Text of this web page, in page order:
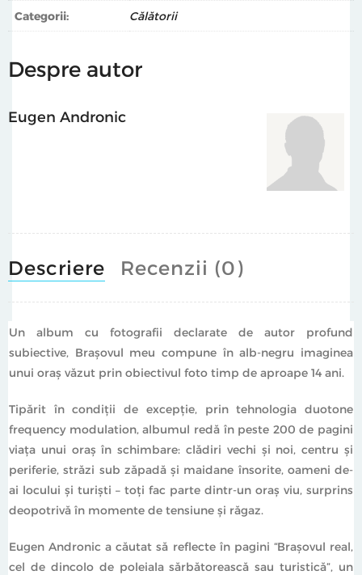
Eugen Andronic este inginer IT şi fotograf din când în
Braşov, iar acesta este primul său volum de fotografii. Îi
puteţi urmări poveştile foto pe site-ul personal,
Categorii: Călătorii
Despre autor
Eugen Andronic
Descriere Recenzii (0)
Un album cu fotografii declarate de autor profund
subiective, Braşovul meu compune în alb-negru imaginea
unui oraş văzut prin obiectivul foto timp de aproape 14 ani.
Tipărit în condiţii de excepţie, prin tehnologia duotone
frequency modulation, albumul redă în peste 200 de pagini
viaţa unui oraş în schimbare: clădiri vechi şi noi, centru şi
periferie, străzi sub zăpadă şi maidane însorite, oameni de-
ai locului şi turişti – toţi fac parte dintr-un oraş viu, surprins
deopotrivă în momente de tensiune şi răgaz.
Eugen Andronic a căutat să reflecte în pagini “Braşovul real,
cel de dincolo de poleiala sărbătorească sau turistică”, un